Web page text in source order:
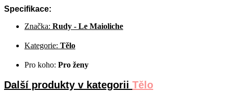
Specifikace:
Značka: Rudy - Le Maioliche
Kategorie: Tělo
Pro koho: Pro ženy
Další produkty v kategorii Tělo